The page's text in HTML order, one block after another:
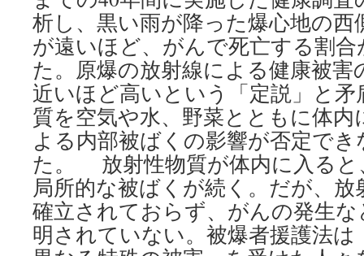
析し、黒い雨が降った爆心地の西
が遠いほど、がんで死亡する割
た。原爆の放射線による健康被
近いほど高いという「定説」と矛
質を空気や水、野菜とともに体
よる内部被ばくの影響が否定で
た。 放射性物質が体内に入ると
局所的な被ばくが続く。だが、
確立されておらず、がんの発生
明されていない。被爆者援護法